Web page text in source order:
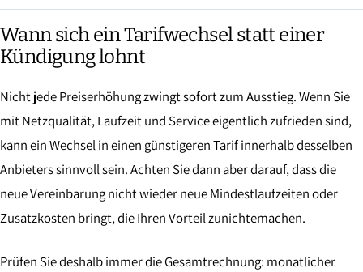
Wann sich ein Tarifwechsel statt einer
Kündigung lohnt
Nicht jede Preiserhöhung zwingt sofort zum Ausstieg. Wenn Sie
mit Netzqualität, Laufzeit und Service eigentlich zufrieden sind,
kann ein Wechsel in einen günstigeren Tarif innerhalb desselben
Anbieters sinnvoll sein. Achten Sie dann aber darauf, dass die
neue Vereinbarung nicht wieder neue Mindestlaufzeiten oder
Zusatzkosten bringt, die Ihren Vorteil zunichtemachen.
Prüfen Sie deshalb immer die Gesamtrechnung: monatlicher